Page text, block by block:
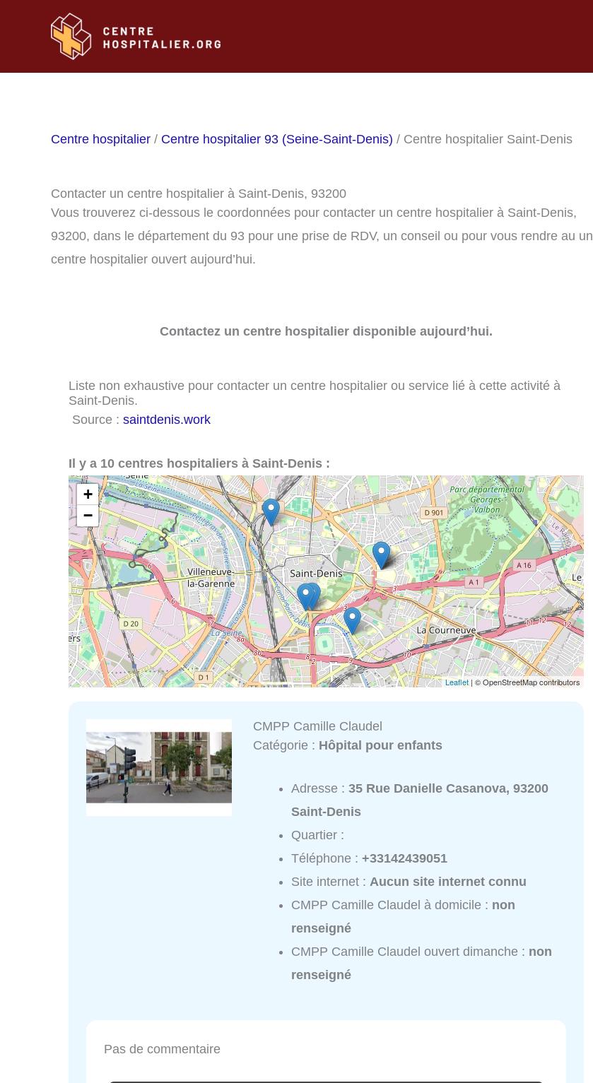
Centre hospitalier / Centre hospitalier 93 (Seine-Saint-Denis) / Centre hospitalier Saint-Denis
Contacter un centre hospitalier à Saint-Denis, 93200
Vous trouverez ci-dessous le coordonnées pour contacter un centre hospitalier à Saint-Denis,
93200, dans le département du 93 pour une prise de RDV, un conseil ou pour vous rendre au un
centre hospitalier ouvert aujourd’hui.
Contactez un centre hospitalier disponible aujourd’hui.
Liste non exhaustive pour contacter un centre hospitalier ou service lié à cette activité à
Saint-Denis.
Source : saintdenis.work
Il y a 10 centres hospitaliers à Saint-Denis :
+
−
Leaflet | © OpenStreetMap contributors
CMPP Camille Claudel
Catégorie : Hôpital pour enfants
Adresse :35 Rue Danielle Casanova, 93200
Saint-Denis
Quartier :
Téléphone :+33142439051
Site internet :Aucun site internet connu
CMPP Camille Claudel à domicile : non
renseigné
CMPP Camille Claudel ouvert dimanche : non
renseigné
Pas de commentaire